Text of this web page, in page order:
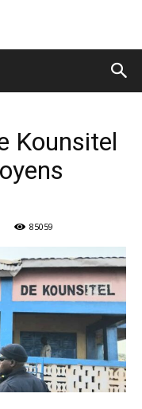
Kounsitel
85059